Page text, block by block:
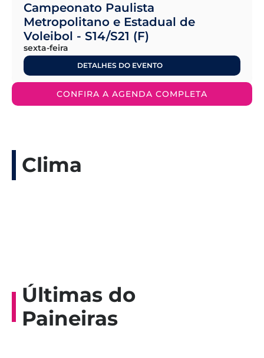
Campeonato Paulista
Metropolitano e Estadual de
Voleibol - S14/S21 (F)
sexta-feira
DETALHES DO EVENTO
CONFIRA A AGENDA COMPLETA
Clima
Últimas do
Paineiras